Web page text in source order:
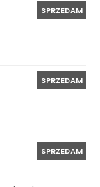
SPRZEDAM
SPRZEDAM
SPRZEDAM